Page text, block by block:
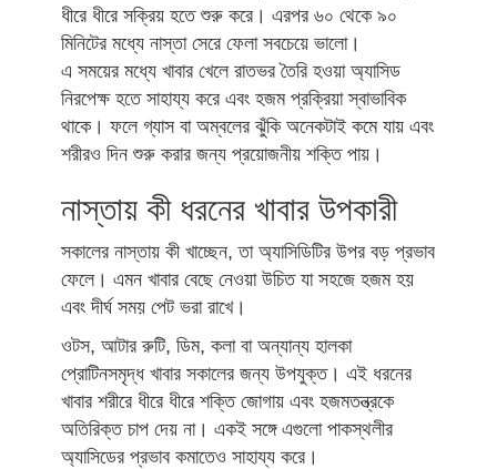
ধীরে ধীরে সক্রিয় হতে শুরু করে। এরপর ৬০ থেকে ৯০
মিনিটের মধ্যে নাস্তা সেরে ফেলা সবচেয়ে ভালো।
এ সময়ের মধ্যে খাবার খেলে রাতভর তৈরি হওয়া অ্যাসিড
নিরপেক্ষ হতে সাহায্য করে এবং হজম প্রক্রিয়া স্বাভাবিক
থাকে। ফলে গ্যাস বা অম্বলের ঝুঁকি অনেকটাই কমে যায় এবং
শরীরও দিন শুরু করার জন্য প্রয়োজনীয় শক্তি পায়।
নাস্তায় কী ধরনের খাবার উপকারী
সকালের নাস্তায় কী খাচ্ছেন, তা অ্যাসিডিটির উপর বড় প্রভাব
ফেলে। এমন খাবার বেছে নেওয়া উচিত যা সহজে হজম হয়
এবং দীর্ঘ সময় পেট ভরা রাখে।
ওটস, আটার রুটি, ডিম, কলা বা অন্যান্য হালকা
প্রোটিনসমৃদ্ধ খাবার সকালের জন্য উপযুক্ত। এই ধরনের
খাবার শরীরে ধীরে ধীরে শক্তি জোগায় এবং হজমতন্ত্রকে
অতিরিক্ত চাপ দেয় না। একই সঙ্গে এগুলো পাকস্থলীর
অ্যাসিডের প্রভাব কমাতেও সাহায্য করে।